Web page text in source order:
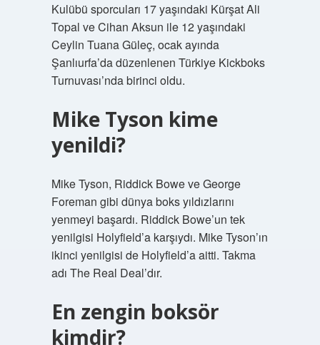
Kulübü sporcuları 17 yaşındaki Kürşat Ali
Topal ve Cihan Aksun ile 12 yaşındaki
Ceylin Tuana Güleç, ocak ayında
Şanlıurfa’da düzenlenen Türkiye Kickboks
Turnuvası’nda birinci oldu.
Mike Tyson kime
yenildi?
Mike Tyson, Riddick Bowe ve George
Foreman gibi dünya boks yıldızlarını
yenmeyi başardı. Riddick Bowe’un tek
yenilgisi Holyfield’a karşıydı. Mike Tyson’ın
ikinci yenilgisi de Holyfield’a aitti. Takma
adı The Real Deal’dır.
En zengin boksör
kimdir?